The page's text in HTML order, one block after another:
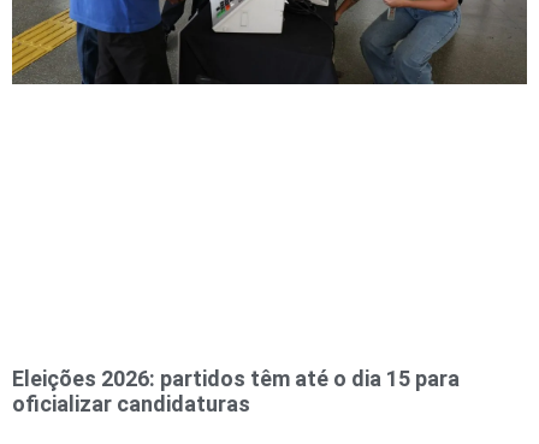
Eleições 2026: partidos têm até o dia 15 para
oficializar candidaturas